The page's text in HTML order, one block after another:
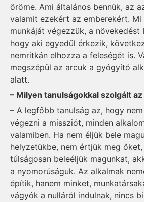
öröme. Ami általános bennük, az
valamit ezekért az emberekért.
munkáját végezzük, a növekedést
hogy aki egyedül érkezik,
nemritkán elhozza a feleségét is.
megszépül az arcuk a gyógyító
alatt.
– Milyen tanulságokkal szolgált
– A legfőbb tanulság az, hogy
végezni a missziót, minden
valamiben. Ha nem éljük bele
helyzetükbe, nem értjük meg
túlságosan beleéljük magunkat,
a nyomorúságuk. Az alkalmak
építik, hanem minket,
vágyók a nulláról indulnak, nincs